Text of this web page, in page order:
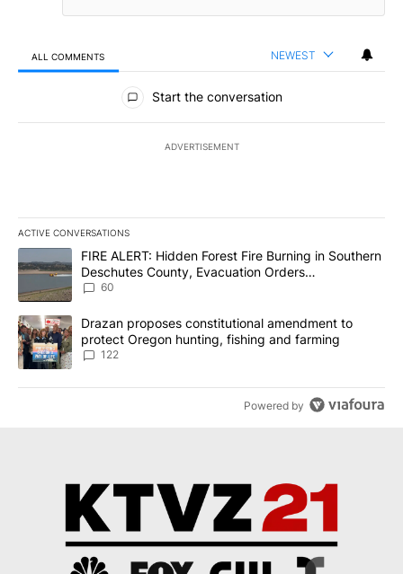
ALL COMMENTS NEWEST
All Comments
Start the conversation
ADVERTISEMENT
ACTIVE CONVERSATIONS
The following is a list of the most commented articles in the last
A trending article titled "FIRE ALERT: Hidden Forest Fire
FIRE ALERT: Hidden Forest Fire Burning in Southern
Deschutes County, Evacuation Orders
Implemented
60
A trending article titled "Drazan proposes constitutional
Drazan proposes constitutional amendment to
protect Oregon hunting, fishing and farming
122
Powered by